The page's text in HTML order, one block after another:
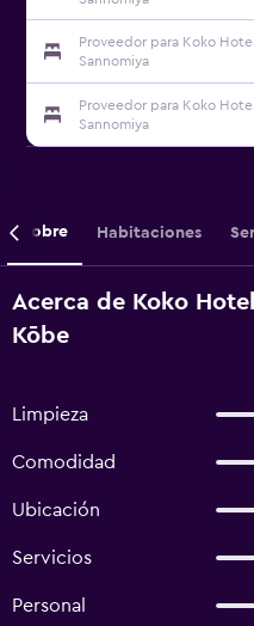
Proveedor para Koko
Sannomiya
Proveedor para Koko
Sannomiya
Sobre Habitaciones
Acerca de Koko
Kōbe
Limpieza
Comodidad
Ubicación
Servicios
Personal